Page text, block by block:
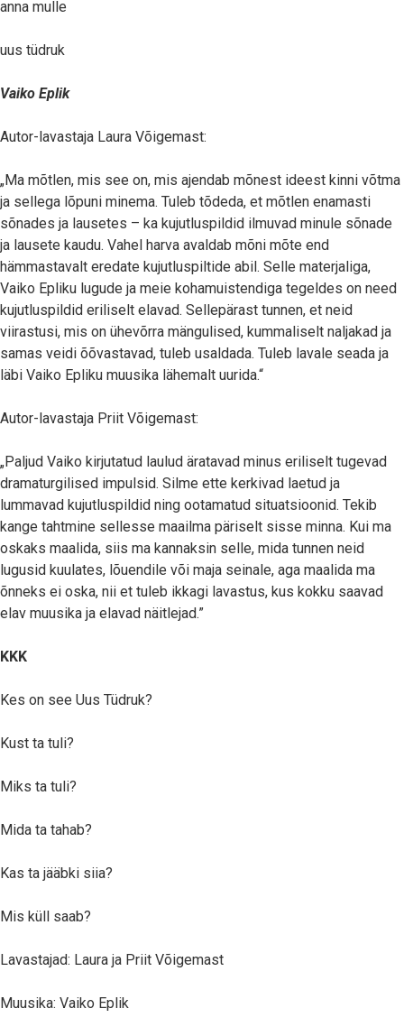
anna mulle
uus tüdruk
Vaiko Eplik
Autor-lavastaja Laura Võigemast:
„Ma mõtlen, mis see on, mis ajendab mõnest ideest kinni võtma
ja sellega lõpuni minema. Tuleb tõdeda, et mõtlen enamasti
sõnades ja lausetes – ka kujutluspildid ilmuvad minule sõnade
ja lausete kaudu. Vahel harva avaldab mõni mõte end
hämmastavalt eredate kujutluspiltide abil. Selle materjaliga,
Vaiko Epliku lugude ja meie kohamuistendiga tegeldes on need
kujutluspildid eriliselt elavad. Sellepärast tunnen, et neid
viirastusi, mis on ühevõrra mängulised, kummaliselt naljakad ja
samas veidi õõvastavad, tuleb usaldada. Tuleb lavale seada ja
läbi Vaiko Epliku muusika lähemalt uurida.“
Autor-lavastaja Priit Võigemast:
„Paljud Vaiko kirjutatud laulud äratavad minus eriliselt tugevad
dramaturgilised impulsid. Silme ette kerkivad laetud ja
lummavad kujutluspildid ning ootamatud situatsioonid. Tekib
kange tahtmine sellesse maailma päriselt sisse minna. Kui ma
oskaks maalida, siis ma kannaksin selle, mida tunnen neid
lugusid kuulates, lõuendile või maja seinale, aga maalida ma
õnneks ei oska, nii et tuleb ikkagi lavastus, kus kokku saavad
elav muusika ja elavad näitlejad.”
KKK
Kes on see Uus Tüdruk?
Kust ta tuli?
Miks ta tuli?
Mida ta tahab?
Kas ta jääbki siia?
Mis küll saab?
Lavastajad: Laura ja Priit Võigemast
Muusika: Vaiko Eplik